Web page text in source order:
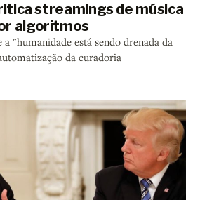
streamings de música
algoritmos
"humanidade está sendo drenada da
da curadoria